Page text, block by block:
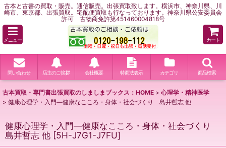
古本と古書の買取・販売。通信販売。出張買取致します。横浜市、神奈川県、川
崎市、東京都、出張買取。宅配便買取も行なっております。神奈川県公安委員会
許可 古物商免許第451460004818号
メニュー カート
問い合わせ 店主のご挨拶 会社概要 特商法表示 カテゴリ 商品検索
古本買取・専門書出張買取のしましまブックス：HOME > 心理学・精神医学
> 健康心理学・入門―健康なこころ・身体・社会づくり 島井哲志 他
健康心理学・入門―健康なこころ・身体・社会づくり
島井哲志 他 [5H-J7G1-J7FU]